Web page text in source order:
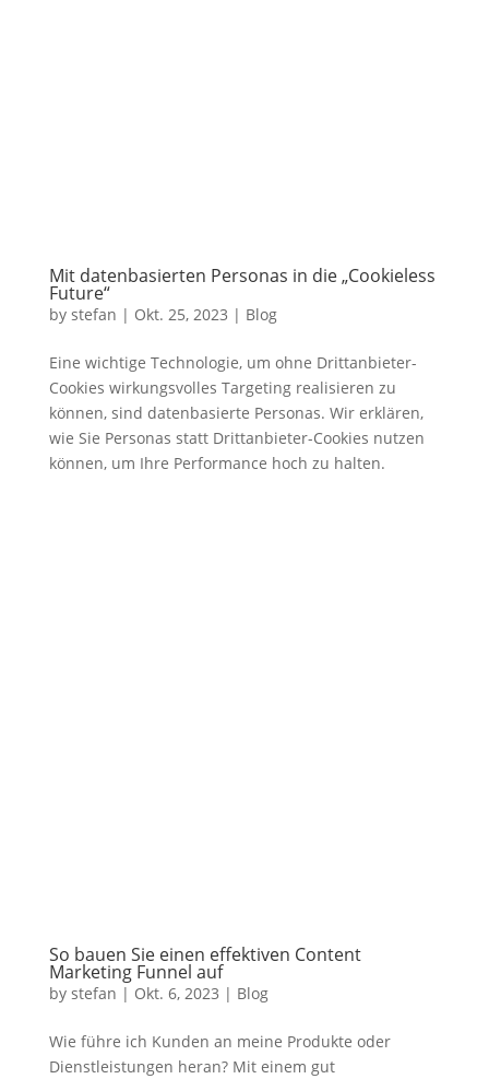
Mit datenbasierten Personas in die „Cookieless
Future“
by stefan | Okt. 25, 2023 | Blog
Eine wichtige Technologie, um ohne Drittanbieter-
Cookies wirkungsvolles Targeting realisieren zu
können, sind datenbasierte Personas. Wir erklären,
wie Sie Personas statt Drittanbieter-Cookies nutzen
können, um Ihre Performance hoch zu halten.
So bauen Sie einen effektiven Content
Marketing Funnel auf
by stefan | Okt. 6, 2023 | Blog
Wie führe ich Kunden an meine Produkte oder
Dienstleistungen heran? Mit einem gut